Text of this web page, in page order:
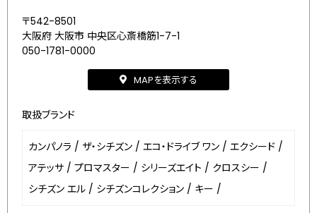
〒542-8501
大阪府 大阪市 中央区心斎橋筋1-7-1
050-1781-0000
MAPを表示する
取扱ブランド
カンパノラ / ザ・シチズン / エコ・ドライブ ワン / エクシード /
アテッサ / プロマスター / シリーズエイト / クロスシー /
シチズン エル / シチズンコレクション / キー /